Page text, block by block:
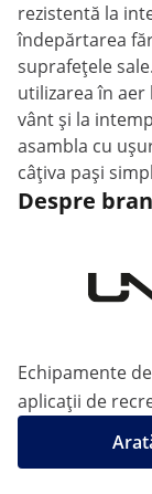
rezistentă la
îndepărtarea
suprafețele
utilizarea în aer
vânt și la
asambla cu
câțiva pași
Despre
Echipamente
aplicații de